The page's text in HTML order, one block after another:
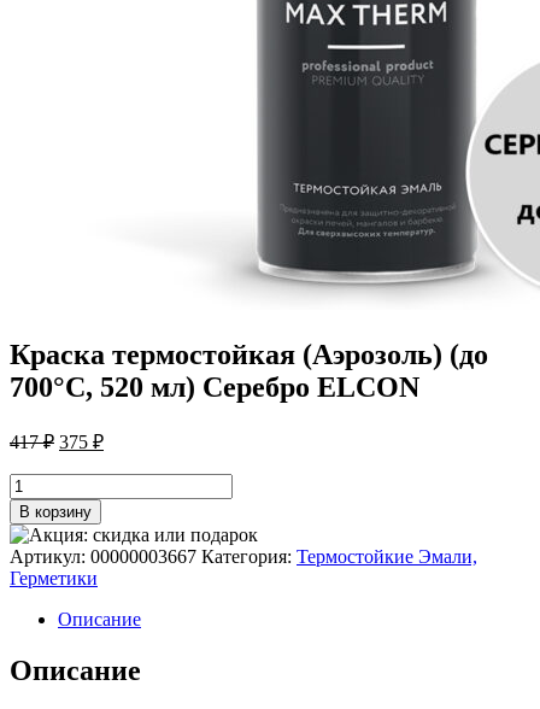
Краска термостойкая (Аэрозоль) (до
700°С, 520 мл) Серебро ELCON
417₽ Первоначальная
составляла
417 ₽.
375 ₽Текущая
Количество
товара
Краска
термостойкая
(Аэрозоль)
(до
700°С,
мл)
Серебро
В корзину
Артикул: 00000003667 Категория: Термостойкие Эмали,
Герметики
Описание
Описание